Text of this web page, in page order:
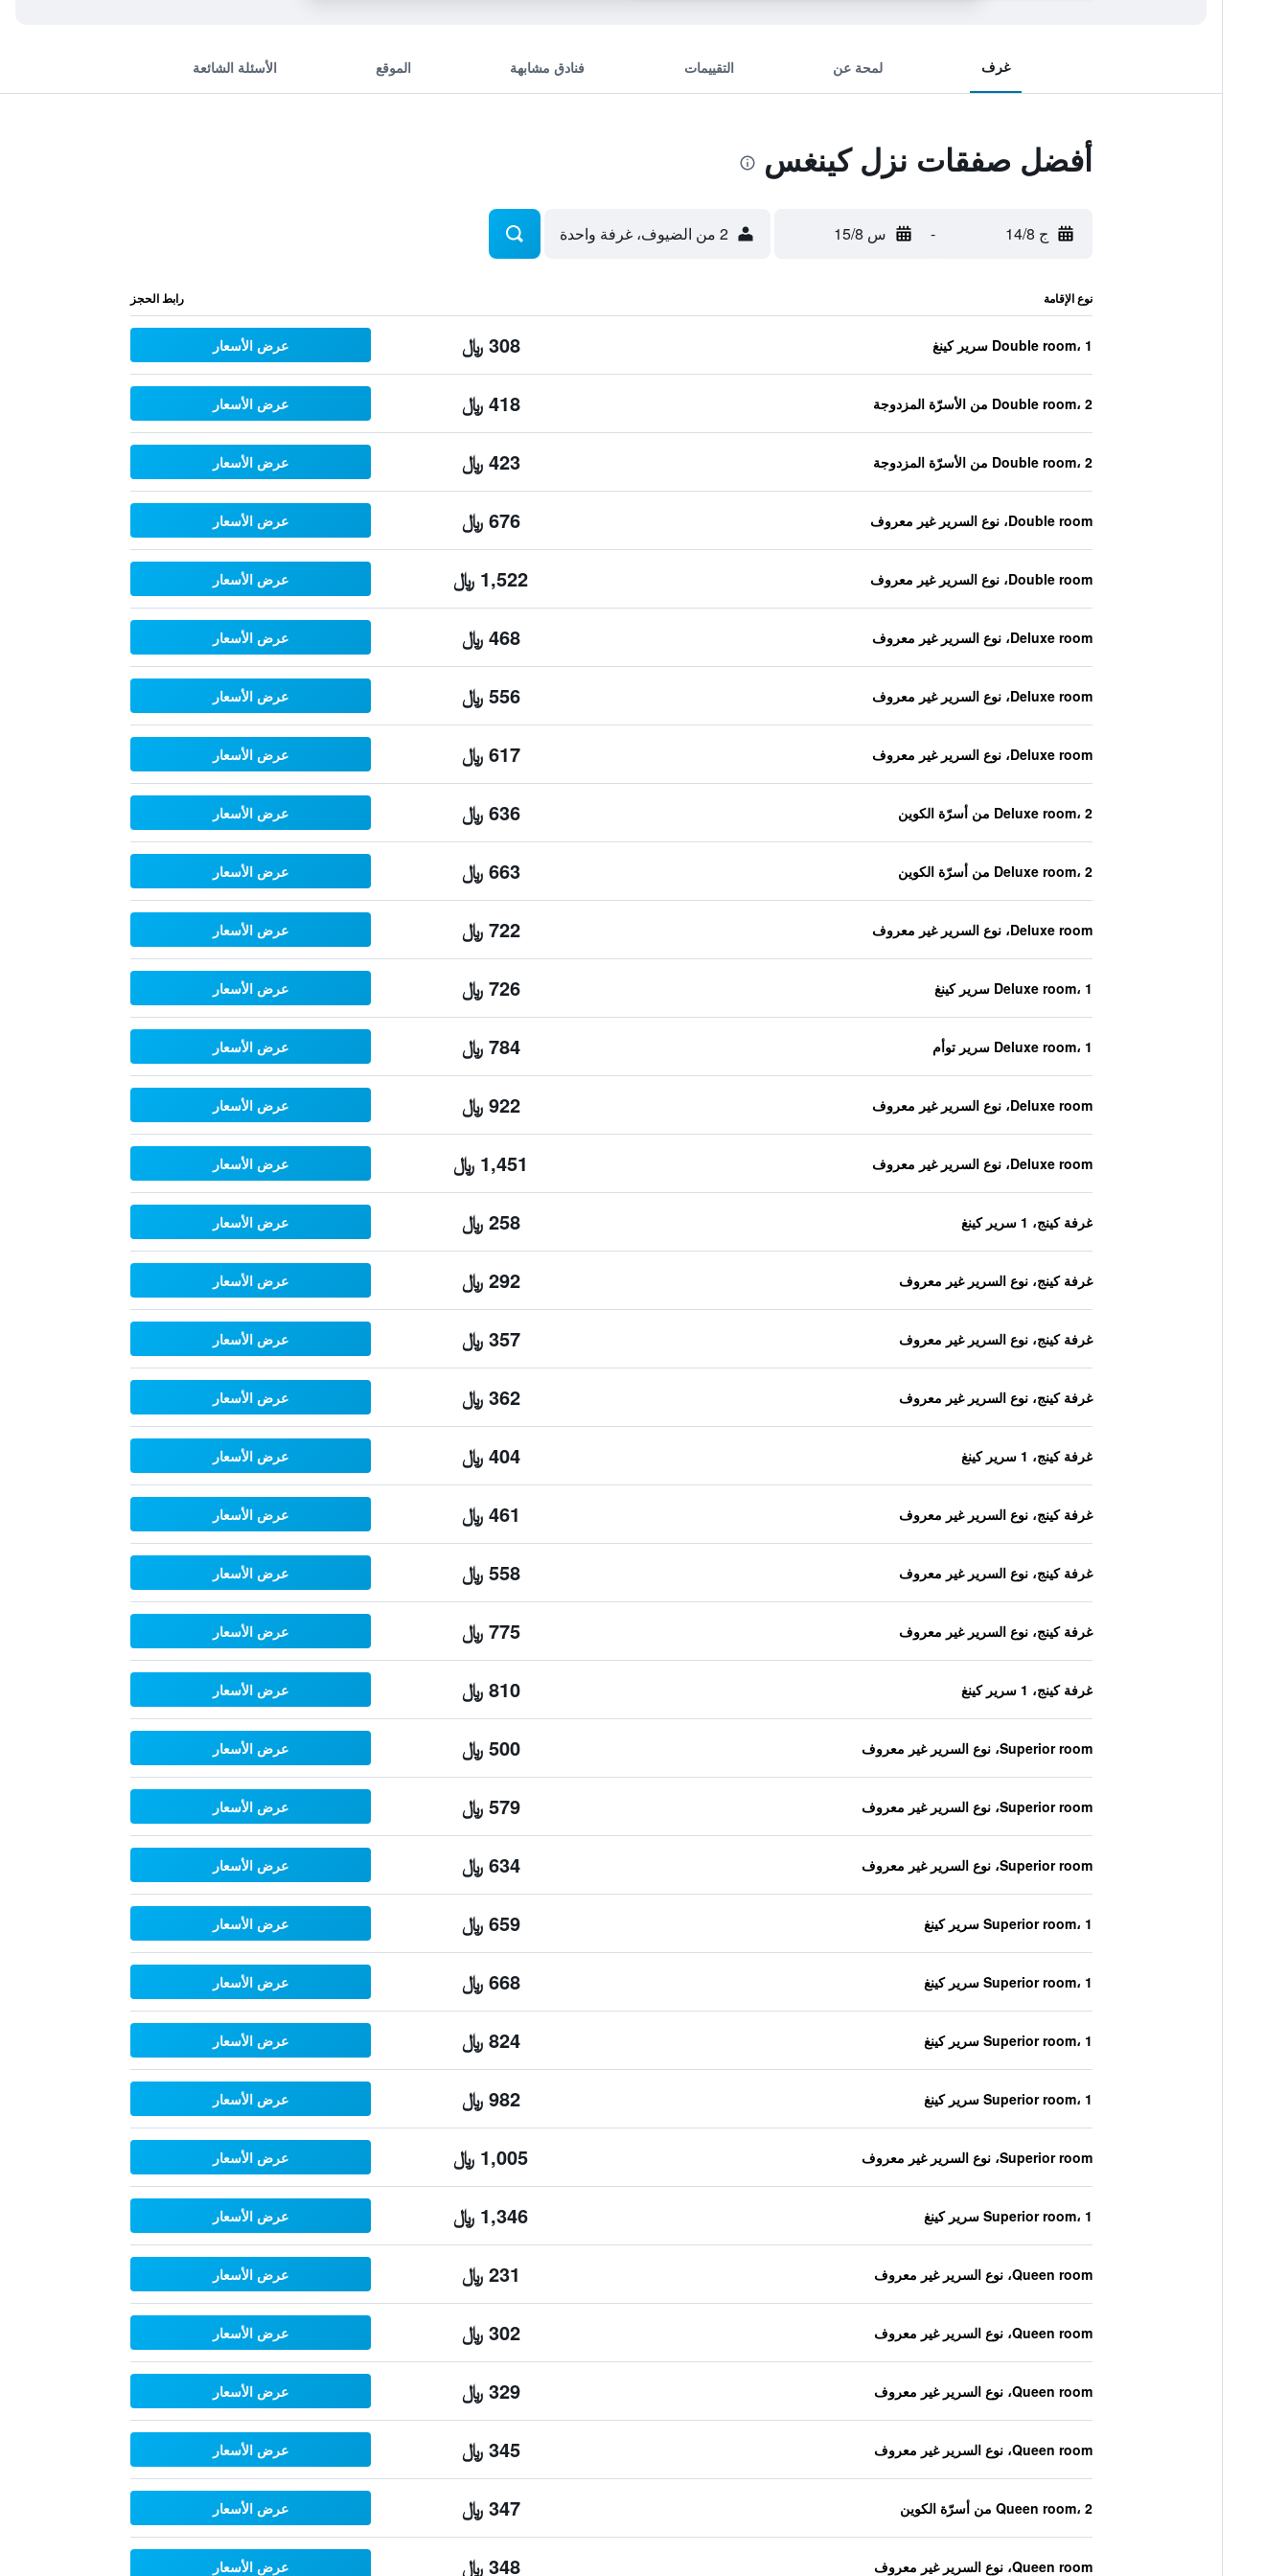
غرف لمحة عن التقييمات فنادق مشابهة الموقع الأسئلة الشائعة
أفضل صفقات نزل كينغس
ج 14/8 - س 15/8 2 من الضيوف، غرفة واحدة
نوع الإقامة رابط الحجز
Double room، 1 سرير كينغ 308 ﷼ عرض الأسعار
Double room، 2 من الأسرّة المزدوجة 418 ﷼ عرض الأسعار
Double room، 2 من الأسرّة المزدوجة 423 ﷼ عرض الأسعار
Double room، نوع السرير غير معروف 676 ﷼ عرض الأسعار
Double room، نوع السرير غير معروف 1,522 ﷼ عرض الأسعار
Deluxe room، نوع السرير غير معروف 468 ﷼ عرض الأسعار
Deluxe room، نوع السرير غير معروف 556 ﷼ عرض الأسعار
Deluxe room، نوع السرير غير معروف 617 ﷼ عرض الأسعار
Deluxe room، 2 من أسرّة الكوين 636 ﷼ عرض الأسعار
Deluxe room، 2 من أسرّة الكوين 663 ﷼ عرض الأسعار
Deluxe room، نوع السرير غير معروف 722 ﷼ عرض الأسعار
Deluxe room، 1 سرير كينغ 726 ﷼ عرض الأسعار
Deluxe room، 1 سرير توأم 784 ﷼ عرض الأسعار
Deluxe room، نوع السرير غير معروف 922 ﷼ عرض الأسعار
Deluxe room، نوع السرير غير معروف 1,451 ﷼ عرض الأسعار
غرفة كينج، 1 سرير كينغ 258 ﷼ عرض الأسعار
غرفة كينج، نوع السرير غير معروف 292 ﷼ عرض الأسعار
غرفة كينج، نوع السرير غير معروف 357 ﷼ عرض الأسعار
غرفة كينج، نوع السرير غير معروف 362 ﷼ عرض الأسعار
غرفة كينج، 1 سرير كينغ 404 ﷼ عرض الأسعار
غرفة كينج، نوع السرير غير معروف 461 ﷼ عرض الأسعار
غرفة كينج، نوع السرير غير معروف 558 ﷼ عرض الأسعار
غرفة كينج، نوع السرير غير معروف 775 ﷼ عرض الأسعار
غرفة كينج، 1 سرير كينغ 810 ﷼ عرض الأسعار
Superior room، نوع السرير غير معروف 500 ﷼ عرض الأسعار
Superior room، نوع السرير غير معروف 579 ﷼ عرض الأسعار
Superior room، نوع السرير غير معروف 634 ﷼ عرض الأسعار
Superior room، 1 سرير كينغ 659 ﷼ عرض الأسعار
Superior room، 1 سرير كينغ 668 ﷼ عرض الأسعار
Superior room، 1 سرير كينغ 824 ﷼ عرض الأسعار
Superior room، 1 سرير كينغ 982 ﷼ عرض الأسعار
Superior room، نوع السرير غير معروف 1,005 ﷼ عرض الأسعار
Superior room، 1 سرير كينغ 1,346 ﷼ عرض الأسعار
Queen room، نوع السرير غير معروف 231 ﷼ عرض الأسعار
Queen room، نوع السرير غير معروف 302 ﷼ عرض الأسعار
Queen room، نوع السرير غير معروف 329 ﷼ عرض الأسعار
Queen room، نوع السرير غير معروف 345 ﷼ عرض الأسعار
Queen room، 2 من أسرّة الكوين 347 ﷼ عرض الأسعار
Queen room، نوع السرير غير معروف 348 ﷼ عرض الأسعار